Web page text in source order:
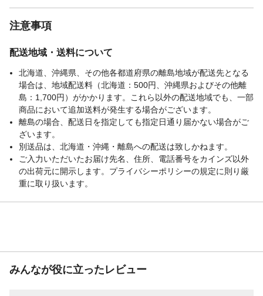
注意事項
配送地域・送料について
北海道、沖縄県、その他各都道府県の離島地域が配送先となる
場合は、地域配送料（北海道：500円、沖縄県およびその他離
島：1,700円）がかかります。これら以外の配送地域でも、一部
商品において追加送料が発生する場合がございます。
離島の場合、配送日を指定しても指定日通り届かない場合がご
ざいます。
別送品は、北海道・沖縄・離島への配送は致しかねます。
ご入力いただいたお届け先名、住所、電話番号をカインズ以外
の出荷元に開示します。プライバシーポリシーの規定に則り厳
重に取り扱います。
みんなが役に立ったレビュー